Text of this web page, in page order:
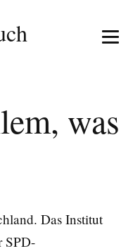
Menü
was
Das Institut
SPD-